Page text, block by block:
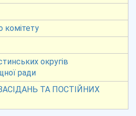
комітету
округів
ради
ТА ПОСТІЙНИХ